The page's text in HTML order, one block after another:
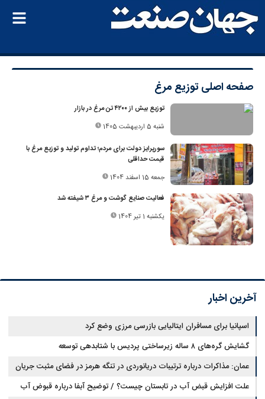
صفحه اصلیتوزیع مرغ
توزیع بیش از ۴۲۰۰ تن مرغ در بازار
شنبه 5 اردیبهشت 1405
سورپرایز دولت برای مردم؛ تداوم تولید و توزیع مرغ با
قیمت حداقلی
جمعه 15 اسفند 1404
فعالیت صنایع گوشت و مرغ ۳ شیفته شد
یکشنبه 1 تیر 1404
آخرین اخبار
اسپانیا برای مسافران ایتالیایی بازرسی مرزی وضع کرد
گشایش گره‌های ۸ ساله زیرساختی پردیس با شتابدهی توسعه
عمان: مذاکرات درباره ترتیبات دریانوردی در تنگه هرمز در فضای مثبت جریان
دارد
علت افزایش قبض آب در تابستان چیست؟ / توضیح آبفا درباره قبوض آب